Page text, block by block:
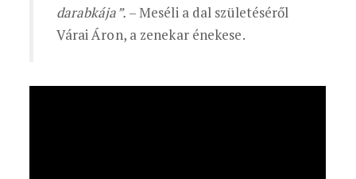
darabkája”. – Meséli a dal születéséről
Várai Áron, a zenekar énekese.